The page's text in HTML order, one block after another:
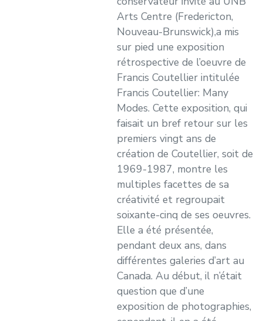
Arts Centre (Fredericton,
Nouveau-Brunswick),a mis
sur pied une exposition
rétrospective de l’oeuvre de
Francis Coutellier intitulée
Francis Coutellier: Many
Modes. Cette exposition, qui
faisait un bref retour sur les
premiers vingt ans de
création de Coutellier, soit de
1969-1987, montre les
multiples facettes de sa
créativité et regroupait
soixante-cinq de ses oeuvres.
Elle a été présentée,
pendant deux ans, dans
différentes galeries d’art au
Canada. Au début, il n’était
question que d’une
exposition de photographies,